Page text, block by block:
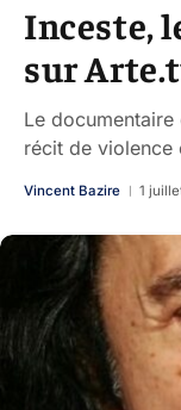
Inceste,
sur
Le
récit de violence
Vincent Bazire 1